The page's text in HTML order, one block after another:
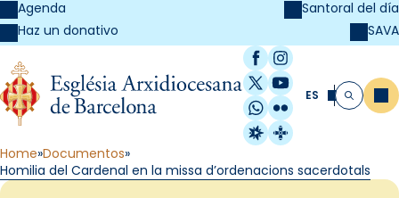
Agenda
Haz un donativo
Santoral del día
SAVA
Facebook
Instagram
X / Twitter
YouTube
WhatsApp
Flickr
Radio Estel
Catalunya
ES Buscar
Home Documentos
Homilia del Cardenal en la missa d’ordenacions sacerdotals